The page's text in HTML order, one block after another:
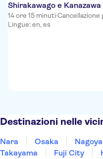
Shirakawago e
14 ore 15 minuti·
Lingue: en, es
Destinazioni nelle
Nara Osaka Nagoya
Takayama
Fuji City